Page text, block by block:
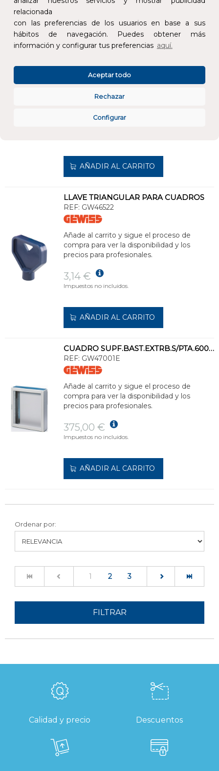
relacionada
con las preferencias de los usuarios en base a sus
hábitos de navegación. Puedes obtener más
información y configurar tus preferencias aquí.
Configurar
Rechazar
Aceptar todo
Añade al carrito y sigue el proceso de
compra para ver la disponibilidad y los
AÑADIR AL CARRITO
LLAVE TRIANGULAR PARA CUADROS
REF: GW46522
Añade al carrito y sigue el proceso de
compra para ver la disponibilidad y los
precios para profesionales.
3,14 €
Impuestos no incluidos.
AÑADIR AL CARRITO
CUADRO SUPF.BAST.EXTRB.S/PTA.600x600x140 GR RAL7035 IP30
REF: GW47001E
Añade al carrito y sigue el proceso de
compra para ver la disponibilidad y los
precios para profesionales.
375,00 €
Impuestos no incluidos.
AÑADIR AL CARRITO
Ordenar por:
1 (current)
2 3
FILTRAR
Calidad y precio Descuentos